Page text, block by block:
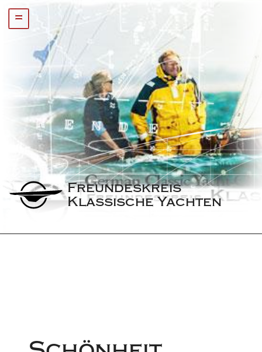
=
Freundeskreis
Klassische Yachten